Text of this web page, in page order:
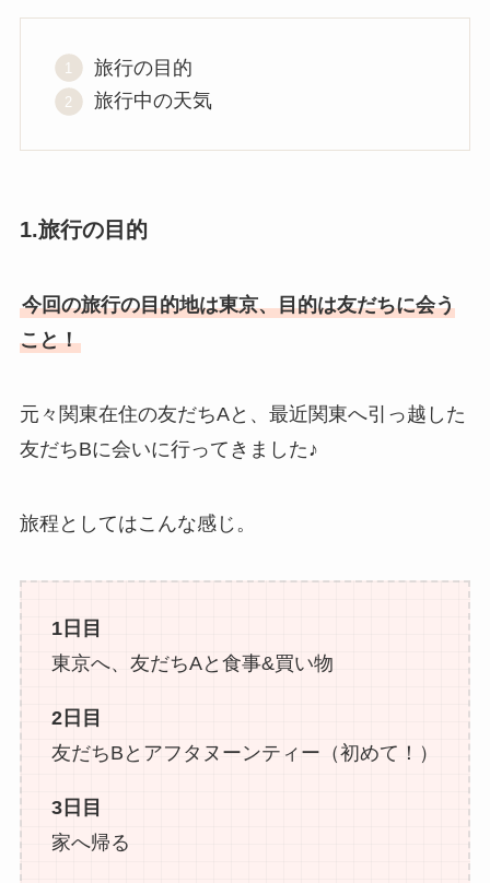
旅行の目的
旅行中の天気
1.旅行の目的
今回の旅行の目的地は東京、目的は友だちに会う
こと！
元々関東在住の友だちAと、最近関東へ引っ越した
友だちBに会いに行ってきました♪
旅程としてはこんな感じ。
1日目
東京へ、友だちAと食事&買い物
2日目
友だちBとアフタヌーンティー（初めて！）
3日目
家へ帰る